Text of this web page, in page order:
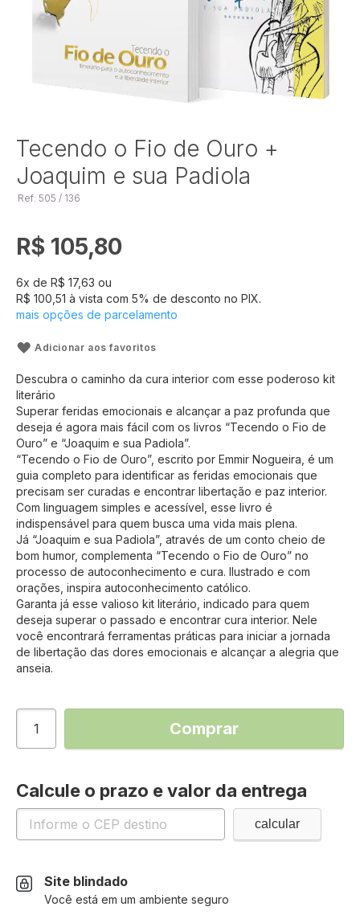
Saltar
para
da
de
imagens
Tecendo o Fio de Ouro +
Joaquim e sua Padiola
Ref: 505 / 136
R$ 105,80
6x de R$ 17,63 ou
R$ 100,51 à vista com 5% de desconto no PIX.
mais opções de parcelamento
Adicionar aos favoritos
Descubra o caminho da cura interior com esse poderoso kit
literário
Superar feridas emocionais e alcançar a paz profunda que
deseja é agora mais fácil com os livros “Tecendo o Fio de
Ouro” e “Joaquim e sua Padiola”.
“Tecendo o Fio de Ouro”, escrito por Emmir Nogueira, é um
guia completo para identificar as feridas emocionais que
precisam ser curadas e encontrar libertação e paz interior.
Com linguagem simples e acessível, esse livro é
indispensável para quem busca uma vida mais plena.
Já “Joaquim e sua Padiola”, através de um conto cheio de
bom humor, complementa “Tecendo o Fio de Ouro” no
processo de autoconhecimento e cura. Ilustrado e com
orações, inspira autoconhecimento católico.
Garanta já esse valioso kit literário, indicado para quem
deseja superar o passado e encontrar cura interior. Nele
você encontrará ferramentas práticas para iniciar a jornada
de libertação das dores emocionais e alcançar a alegria que
anseia.
Comprar
Calcule o prazo e valor da entrega
Site blindado
Você está em um ambiente seguro